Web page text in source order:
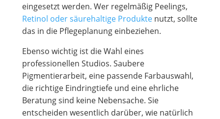
eingesetzt werden. Wer regelmäßig Peelings,
Retinol oder säurehaltige Produktenutzt, sollte
das in die Pflegeplanung einbeziehen.
Ebenso wichtig ist die Wahl eines
professionellen Studios. Saubere
Pigmentierarbeit, eine passende Farbauswahl,
die richtige Eindringtiefe und eine ehrliche
Beratung sind keine Nebensache. Sie
entscheiden wesentlich darüber, wie natürlich